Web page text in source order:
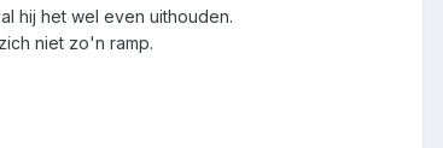
hij het wel even uithouden.
niet zo'n ramp.